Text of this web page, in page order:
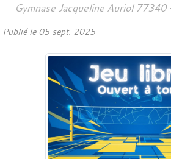
Gymnase Jacqueline Auriol 77340
Publié le 05 sept. 2025